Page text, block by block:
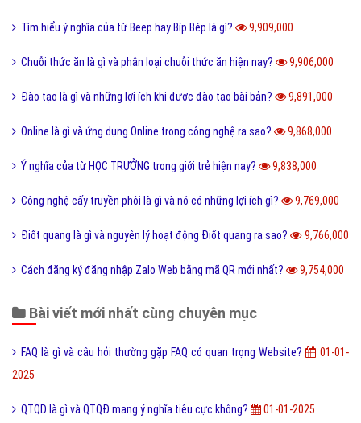
Tìm hiểu ý nghĩa của từ Beep hay Bíp Bép là gì? 9,909,000
Chuỗi thức ăn là gì và phân loại chuỗi thức ăn hiện nay? 9,906,000
Đào tạo là gì và những lợi ích khi được đào tạo bài bản? 9,891,000
Online là gì và ứng dụng Online trong công nghệ ra sao? 9,868,000
Ý nghĩa của từ HỌC TRƯỞNG trong giới trẻ hiện nay? 9,838,000
Công nghệ cấy truyền phôi là gì và nó có những lợi ích gì? 9,769,000
Điốt quang là gì và nguyên lý hoạt động Điốt quang ra sao? 9,766,000
Cách đăng ký đăng nhập Zalo Web bằng mã QR mới nhất? 9,754,000
Bài viết mới nhất cùng chuyên mục
FAQ là gì và câu hỏi thường gặp FAQ có quan trọng Website?
01-01-
2025
QTQD là gì và QTQĐ mang ý nghĩa tiêu cực không? 01-01-2025